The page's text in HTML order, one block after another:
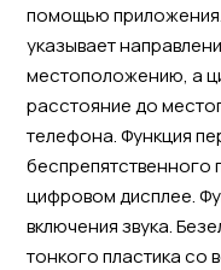
помощью
указывает
местоположению, а
расстояние до
телефона. Функция
цифровом дисплее.
включения звука.
тонкого пластика со